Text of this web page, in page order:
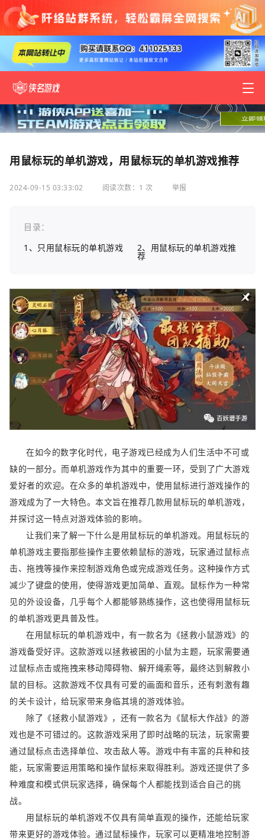
用鼠标玩的单机游戏，用鼠标玩的单机游戏推荐
2024-09-15 03:33:02 阅读次数：1 次 举报
目录：
1、只用鼠标玩的单机游戏
2、用鼠标玩的单机游戏推
荐
在如今的数字化时代，电子游戏已经成为人们生活中不可或
缺的一部分。而单机游戏作为其中的重要一环，受到了广大游戏
爱好者的欢迎。在众多的单机游戏中，使用鼠标进行游戏操作的
游戏成为了一大特色。本文旨在推荐几款用鼠标玩的单机游戏，
并探讨这一特点对游戏体验的影响。
让我们来了解一下什么是用鼠标玩的单机游戏。用鼠标玩的
单机游戏主要指那些操作主要依赖鼠标的游戏，玩家通过鼠标点
击、拖拽等操作来控制游戏角色或完成游戏任务。这种操作方式
减少了键盘的使用，使得游戏更加简单、直观。鼠标作为一种常
见的外设设备，几乎每个人都能够熟练操作，这也使得用鼠标玩
的单机游戏更具普及性。
在用鼠标玩的单机游戏中，有一款名为《拯救小鼠游戏》的
游戏备受好评。这款游戏以拯救被困的小鼠为主题，玩家需要通
过鼠标点击或拖拽来移动障碍物、解开绳索等，最终达到解救小
鼠的目标。这款游戏不仅具有可爱的画面和音乐，还有刺激有趣
的关卡设计，给玩家带来身临其境的游戏体验。
除了《拯救小鼠游戏》，还有一款名为《鼠标大作战》的游
戏也是不可错过的。这款游戏采用了即时战略的玩法，玩家需要
通过鼠标点击选择单位、攻击敌人等。游戏中有丰富的兵种和技
能，玩家需要运用策略和操作鼠标来取得胜利。游戏还提供了多
种难度和模式供玩家选择，确保每个人都能找到适合自己的挑
战。
用鼠标玩的单机游戏不仅具有简单直观的操作，还能给玩家
带来更好的游戏体验。通过鼠标操作，玩家可以更精准地控制游